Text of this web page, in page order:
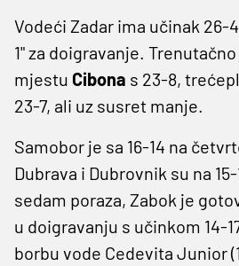
Vodeći Zadar ima učinak 26-
1" za doigravanje.
mjestu Cibona s 23-8,
23-7, ali uz susret manje.
Samobor je sa 16-14 na
Dubrava i Dubrovnik su na
sedam poraza, Zabok je
u doigravanju s učinkom 14-
borbu vode Cedevita Junior